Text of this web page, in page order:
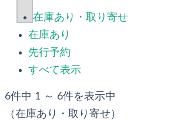
在庫あり・取り寄せ
在庫あり
先行予約
すべて表示
6件中 1 ～ 6件を表示中
（在庫あり・取り寄せ）